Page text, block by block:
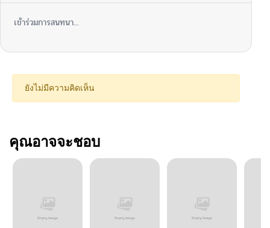
เข้าร่วมการสนทนา...
ยังไม่มีความคิดเห็น
คุณอาจจะชอบ